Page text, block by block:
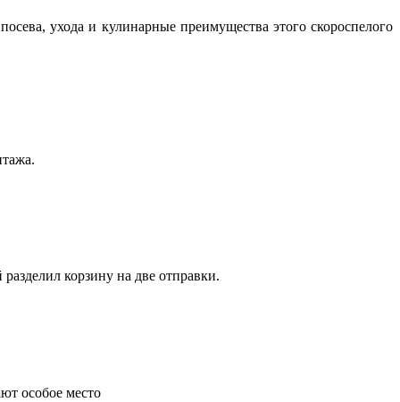
ухода и кулинарные преимущества этого скороспелого
корзину на две отправки.
особое место